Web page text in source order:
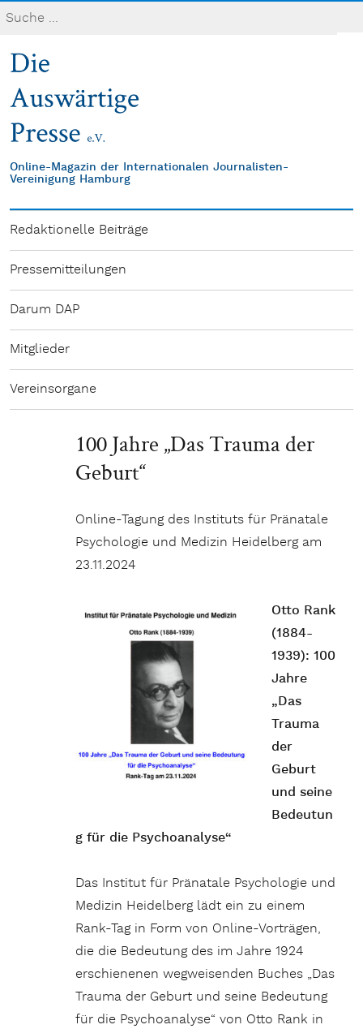
Online-Magazin der Internationalen Journalisten-
Vereinigung Hamburg
Redaktionelle Beiträge
Pressemitteilungen
Darum DAP
Mitglieder
Vereinsorgane
100 Jahre „Das Trauma der
Geburt“
Online-Tagung des Instituts für Pränatale
Psychologie und Medizin Heidelberg am
23.11.2024
Otto Rank
(1884-
1939): 100
Jahre
„Das
Trauma
der
Geburt
und seine
Bedeutun
g für die Psychoanalyse“
Das Institut für Pränatale Psychologie und
Medizin Heidelberg lädt ein zu einem
Rank-Tag in Form von Online-Vorträgen,
die die Bedeutung des im Jahre 1924
erschienenen wegweisenden Buches „Das
Trauma der Geburt und seine Bedeutung
für die Psychoanalyse“ von Otto Rank in